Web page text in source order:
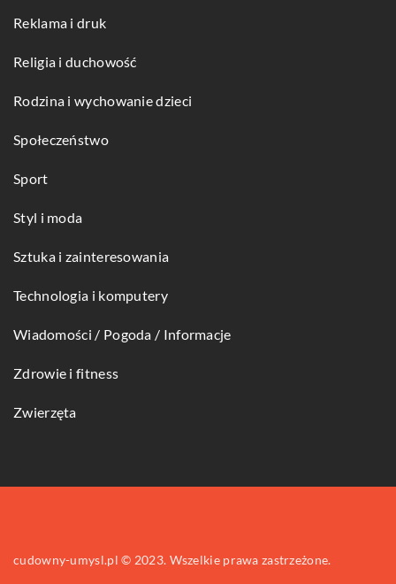
Reklama i druk
Religia i duchowość
Rodzina i wychowanie dzieci
Społeczeństwo
Sport
Styl i moda
Sztuka i zainteresowania
Technologia i komputery
Wiadomości / Pogoda / Informacje
Zdrowie i fitness
Zwierzęta
cudowny-umysl.pl © 2023. Wszelkie prawa zastrzeżone.